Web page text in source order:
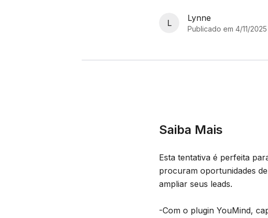
L Lynne
Publicado em 4/11/2025
Saiba Mais
Esta tentativa é perfeita
procuram oportunidades
ampliar seus leads.
-Com o plugin YouMind,